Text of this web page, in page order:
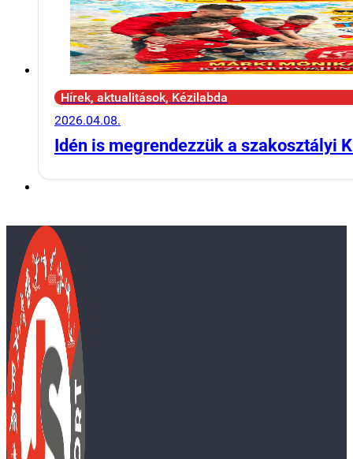
Hírek, aktualitások, Kézilabda
2026.04.08.
Idén is megrendezzük a szakosztályi